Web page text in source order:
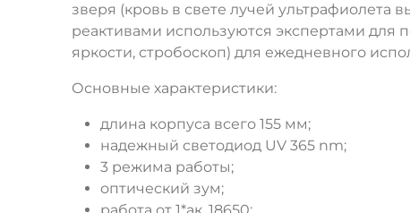
зверя (кровь в свете лучей
реактивами используются экспертами для
яркости, стробоскоп) для ежедневного
Основные характеристики:
длина корпуса всего 155 мм;
надежный светодиод UV 365 nm;
3 режима работы;
оптический зум;